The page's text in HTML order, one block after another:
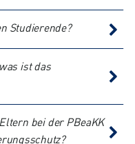
Studierende?
ist das
bei der PBeaKK